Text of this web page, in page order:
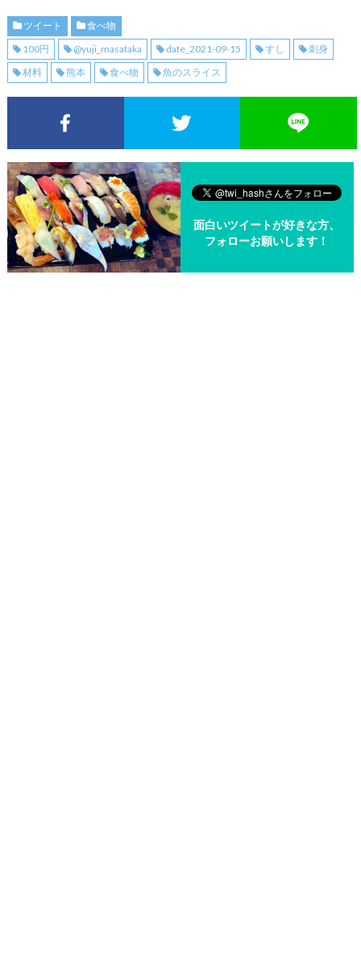
ツイート
食べ物
100円
@yuji_masataka date_2021-09-15 すし
刺身
材料
熊本 食べ物 魚のスライス
Facebookでシェア Twitterでシェア
面白いツイートが好きな方、
フォローお願いします！